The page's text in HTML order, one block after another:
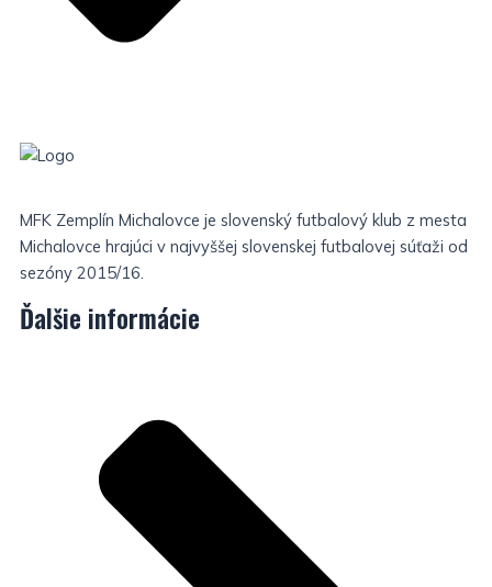
MFK Zemplín Michalovce je slovenský futbalový klub z mesta
Michalovce hrajúci v najvyššej slovenskej futbalovej súťaži od
sezóny 2015/16.
Ďalšie informácie